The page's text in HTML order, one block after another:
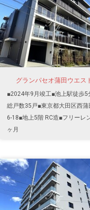
グランパセオ蒲田ウエス
■2024年9月竣工■池上駅徒歩5
総戸数35戸■東京都大田区西蒲
6-18■地上5階 RC造■フリーレ
ヶ月